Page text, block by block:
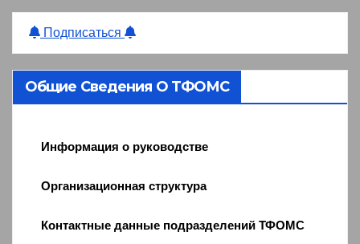
Подписаться
Общие Сведения О ТФОМС
Информация о руководстве
Организационная структура
Контактные данные подразделений ТФОМС